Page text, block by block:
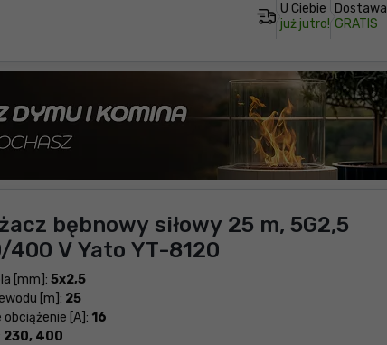
U Ciebie
już jutro!
Dostawa
GRATIS
bębnowy siłowy 25 m, 5G2,5
400 V Yato YT-8120
[mm]: 5x2,5
[m]: 25
obciążenie [A]: 16
230, 400